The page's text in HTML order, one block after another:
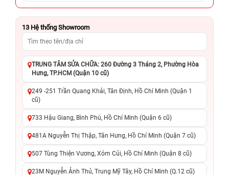
13 Hệ thống Showroom
TRUNG TÂM SỬA CHỮA: 260 Đường 3 Tháng 2, Phường Hòa
Hưng, TP.HCM (Quận 10 cũ)
249 -251 Trần Quang Khải, Tân Định, Hồ Chí Minh (Quận 1
cũ)
733 Hậu Giang, Bình Phú, Hồ Chí Minh (Quận 6 cũ)
481A Nguyễn Thị Thập, Tân Hưng, Hồ Chí Minh (Quận 7 cũ)
507 Tùng Thiện Vương, Xóm Củi, Hồ Chí Minh (Quận 8 cũ)
23M Nguyễn Ảnh Thủ, Trung Mỹ Tây, Hồ Chí Minh (Q.12 cũ)